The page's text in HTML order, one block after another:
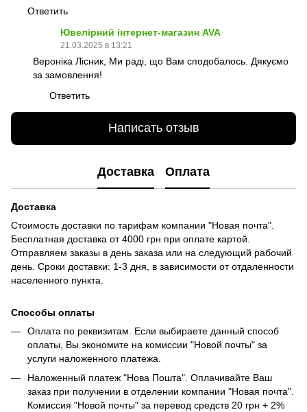
Ответить
Ювелірний інтернет-магазин AVA
21.03.2025 в 13:21
Вероніка Лісник, Ми раді, що Вам сподобалось. Дякуємо
за замовлення!
Ответить
Написать отзыв
Доставка Оплата
Доставка
Стоимость доставки по тарифам компании "Новая почта".
Бесплатная доставка от 4000 грн при оплате картой.
Отправляем заказы в день заказа или на следующий рабочий
день. Сроки доставки: 1-3 дня, в зависимости от отдаленности
населенного пункта.
Способы оплаты
Оплата по реквизитам. Если выбираете данный способ
оплаты, Вы экономите на комиссии "Новой почты" за
услуги наложенного платежа.
Наложенный платеж "Нова Пошта". Оплачивайте Ваш
заказ при получении в отделении компании "Новая почта".
Комиссия "Новой почты" за перевод средств 20 грн + 2%